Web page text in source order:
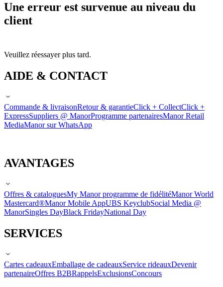
Une erreur est survenue au niveau du
client
Veuillez réessayer plus tard.
AIDE & CONTACT
Commande & livraisonRetour & garantieClick + CollectClick +
ExpressSuppliers @ ManorProgramme partenairesManor Retail
MediaManor sur WhatsApp
AVANTAGES
Offres & cataloguesMy Manor programme de fidélitéManor World
Mastercard®Manor Mobile AppUBS KeyclubSocial Media @
ManorSingles DayBlack FridayNational Day
SERVICES
Cartes cadeauxEmballage de cadeauxService rideauxDevenir
partenaireOffres B2BRappelsExclusionsConcours